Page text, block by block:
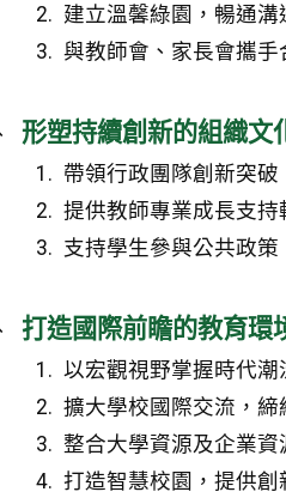
建立溫馨綠園，暢通溝
與教師會、家長會攜
形塑持續創新的組織文
帶領行政團隊創新突
提供教師專業成長支
支持學生參與公共政
打造國際前瞻的教育環
以宏觀視野掌握時代潮
擴大學校國際交流，締
整合大學資源及企業資
打造智慧校園，提供創